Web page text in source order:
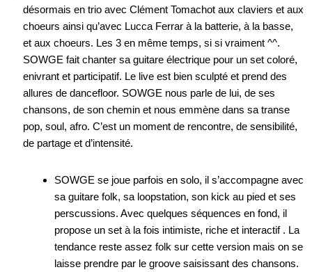
désormais en trio avec Clément Tomachot aux claviers et aux
choeurs ainsi qu’avec Lucca Ferrar à la batterie, à la basse,
et aux choeurs. Les 3 en même temps, si si vraiment ^^.
SOWGE fait chanter sa guitare électrique pour un set coloré,
enivrant et participatif. Le live est bien sculpté et prend des
allures de dancefloor. SOWGE nous parle de lui, de ses
chansons, de son chemin et nous emmène dans sa transe
pop, soul, afro. C’est un moment de rencontre, de sensibilité,
de partage et d’intensité.
SOWGE se joue parfois en solo, il s’accompagne avec
sa guitare folk, sa loopstation, son kick au pied et ses
perscussions. Avec quelques séquences en fond, il
propose un set à la fois intimiste, riche et interactif . La
tendance reste assez folk sur cette version mais on se
laisse prendre par le groove saisissant des chansons.